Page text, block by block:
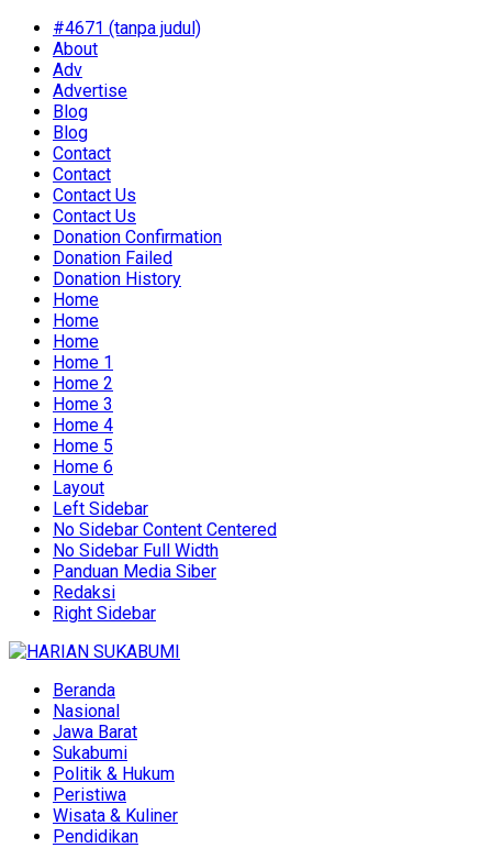
#4671 (tanpa judul)
About
Adv
Advertise
Blog
Blog
Contact
Contact
Contact Us
Contact Us
Donation Confirmation
Donation Failed
Donation History
Home
Home
Home
Home 1
Home 2
Home 3
Home 4
Home 5
Home 6
Layout
Left Sidebar
No Sidebar Content Centered
No Sidebar Full Width
Panduan Media Siber
Redaksi
Right Sidebar
Beranda
Nasional
Jawa Barat
Sukabumi
Politik & Hukum
Peristiwa
Wisata & Kuliner
Pendidikan